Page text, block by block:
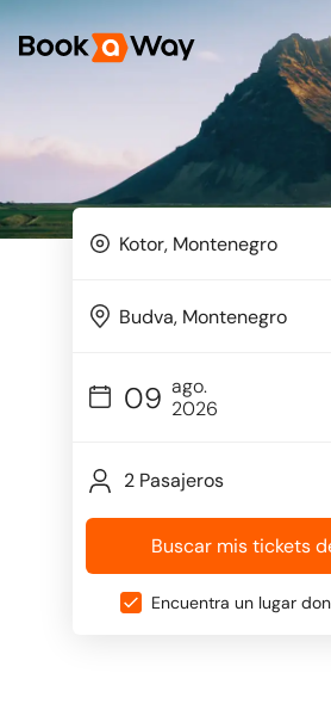
09 ago.
2026
2 Pasajeros
Buscar mis tickets
Encuentra un lugar